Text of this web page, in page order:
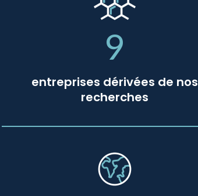
9
entreprises dérivées de nos
recherches